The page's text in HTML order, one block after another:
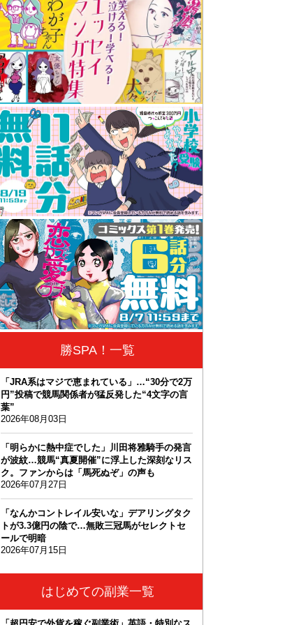
勝SPA！一覧
「JRA系はマジで恵まれている」…“30分で2万
円”投稿で競馬関係者が猛反発した“4文字の言
葉”
2026年08月03日
「明らかに熱中症でした」川田将雅騎手の発言
が波紋…競馬“真夏開催”に浮上した深刻なリス
ク。ファンからは「馬死ぬぞ」の声も
2026年07月27日
「なんかコントレイル安いな」デアリングタク
トが3.3億円の陰で…無敗三冠馬がセレクトセ
ールで明暗
2026年07月15日
はじめての副業一覧